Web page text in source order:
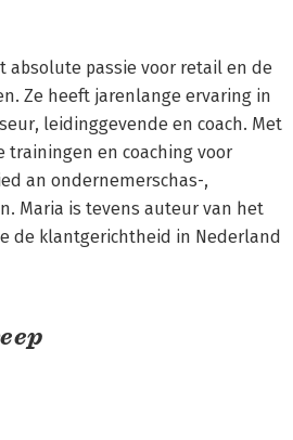
absolute passie voor retail en de
Ze heeft jarenlange ervaring in
leidinggevende en coach. Met
trainingen en coaching voor
an ondernemerschas-,
Maria is tevens auteur van het
de klantgerichtheid in Nederland